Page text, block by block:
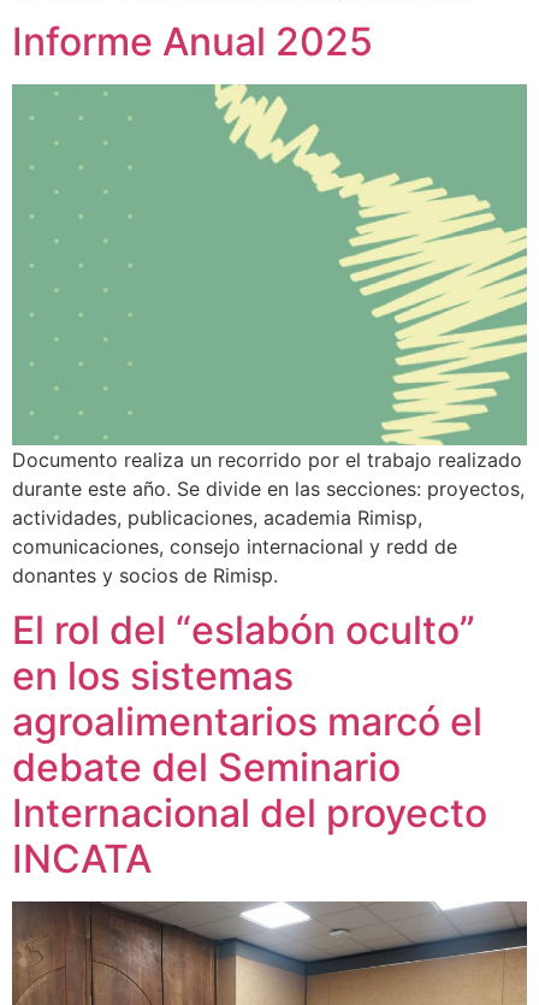
Informe Anual 2025
Documento realiza un recorrido por el trabajo realizado
durante este año. Se divide en las secciones: proyectos,
actividades, publicaciones, academia Rimisp,
comunicaciones, consejo internacional y redd de
donantes y socios de Rimisp.
El rol del “eslabón oculto”
en los sistemas
agroalimentarios marcó el
debate del Seminario
Internacional del proyecto
INCATA